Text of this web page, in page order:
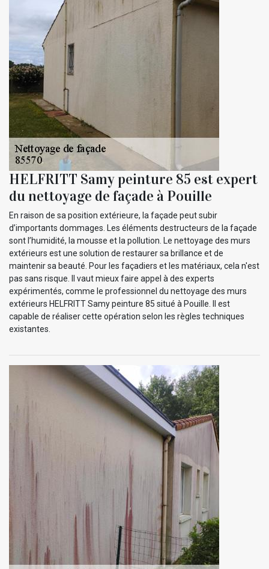
HELFRITT Samy peinture 85 est expert
du nettoyage de façade à Pouille
En raison de sa position extérieure, la façade peut subir
d’importants dommages. Les éléments destructeurs de la façade
sont l’humidité, la mousse et la pollution. Le nettoyage des murs
extérieurs est une solution de restaurer sa brillance et de
maintenir sa beauté. Pour les façadiers et les matériaux, cela n'est
pas sans risque. Il vaut mieux faire appel à des experts
expérimentés, comme le professionnel du nettoyage des murs
extérieurs HELFRITT Samy peinture 85 situé à Pouille. Il est
capable de réaliser cette opération selon les règles techniques
existantes.